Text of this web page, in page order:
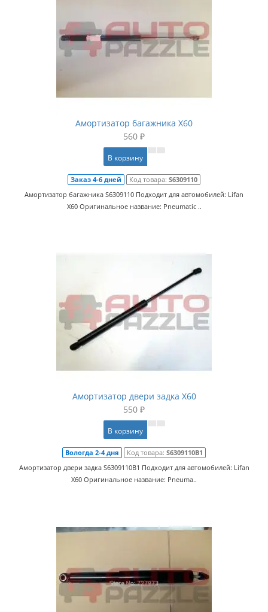
Амортизатор багажника X60
560 ₽
В корзину
Заказ 4-6 дней Код товара: S6309110
Амортизатор багажника S6309110 Подходит для автомобилей: Lifan
X60 Оригинальное название: Pneumatic ..
Амортизатор двери задка X60
550 ₽
В корзину
Вологда 2-4 дня Код товара: S6309110B1
Амортизатор двери задка S6309110B1 Подходит для автомобилей: Lifan
X60 Оригинальное название: Pneuma..